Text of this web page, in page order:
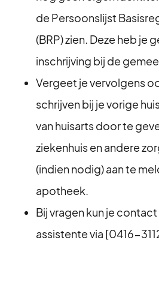
de Persoonslijst
(BRP) zien. Deze heb je
inschrijving bij de
Vergeet je vervolgens
schrijven bij je vorige
van huisarts door te
ziekenhuis en andere
(indien nodig) aan te
apotheek.
Bij vragen kun je
assistente via [0416-